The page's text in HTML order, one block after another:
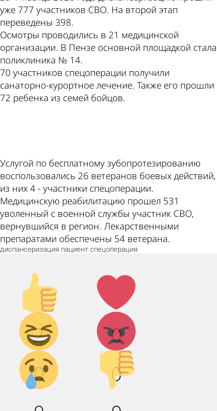
уже 777 участников СВО. На второй этап
переведены 398.
Осмотры проводились в 21 медицинской
организации. В Пензе основной площадкой стала
поликлиника № 14.
70 участников спецоперации получили
санаторно-курортное лечение. Также его прошли
72 ребенка из семей бойцов.
Услугой по бесплатному зубопротезированию
воспользовались 26 ветеранов боевых действий,
из них 4 - участники спецоперации.
Медицинскую реабилитацию прошел 531
уволенный с военной службы участник СВО,
вернувшийся в регион. Лекарственными
препаратами обеспечены 54 ветерана.
диспансеризация пациент спецоперация
Палец
вверх!
2
Лайк!
0
Дикий
смех!
0
Агрессия!
0
Грусть :(
Палец
вниз!